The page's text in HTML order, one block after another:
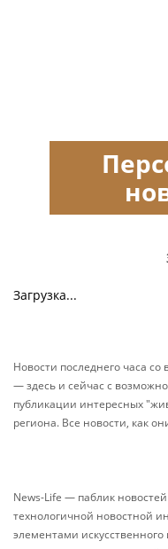
Загрузка...
Новости последнего часа
— здесь и сейчас с
публикации интересных
региона. Все новости, как
News-Life — паблик
технологичной новостной
элементами искусственного